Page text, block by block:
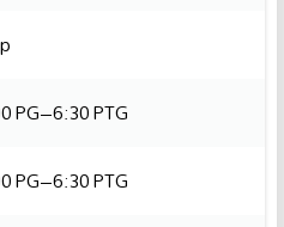
PG–6:30 PTG
PG–6:30 PTG